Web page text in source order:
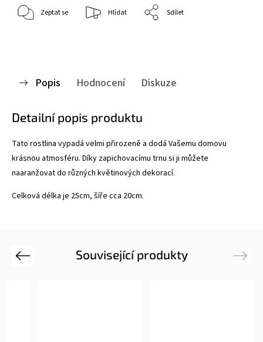
Zeptat se Hlídat Sdílet
Popis Hodnocení Diskuze
Detailní popis produktu
Tato rostlina vypadá velmi přirozeně a dodá Vašemu domovu
krásnou atmosféru. Díky zapichovacímu trnu si ji můžete
naaranžovat do různých květinových dekorací.
Celková délka je 25cm, šíře cca 20cm.
Související produkty
Previous Next